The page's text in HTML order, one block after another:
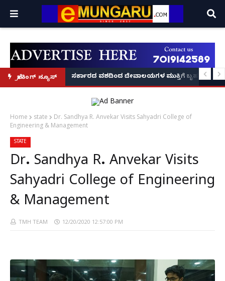
ಬ್ರೇಕಿಂಗ್ ನ್ಯೂಸ್
ಆರಂಭ' – ಸಚಿವ ಯು.ಟಿ. ಖಾದರ್ ಅಭಯ!ಸರ್ಕಾರದ ವಶದಿಂದ ದೇವಾಲಯಗಳ ಮುಕ್ತಿಗೆ ಬೃಹತ್
Home state
Dr. Sandhya R. Anvekar Visits Sahyadri College of
Engineering & Management
STATE
Dr. Sandhya R. Anvekar Visits
Sahyadri College of Engineering
& Management
TMH TEAM 12/20/2020 12:57:00 PM